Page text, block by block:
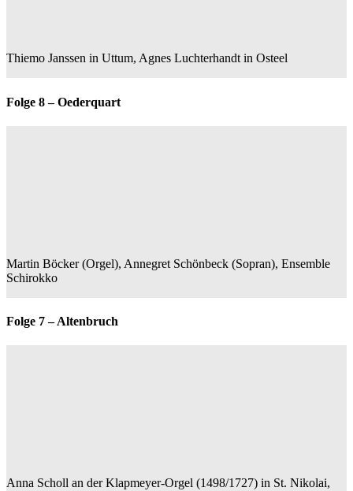
Thiemo Janssen in Uttum, Agnes Luchterhandt in Osteel
Folge 8 – Oederquart
Martin Böcker (Orgel), Annegret Schönbeck (Sopran), Ensemble
Schirokko
Folge 7 – Altenbruch
Anna Scholl an der Klapmeyer-Orgel (1498/1727) in St. Nikolai,